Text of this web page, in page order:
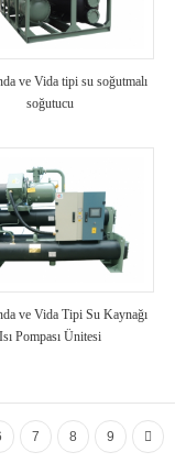
ve Vida tipi su soğutmalı
soğutucu
ve Vida Tipi Su Kaynağı
Isı Pompası Ünitesi
7 8 9